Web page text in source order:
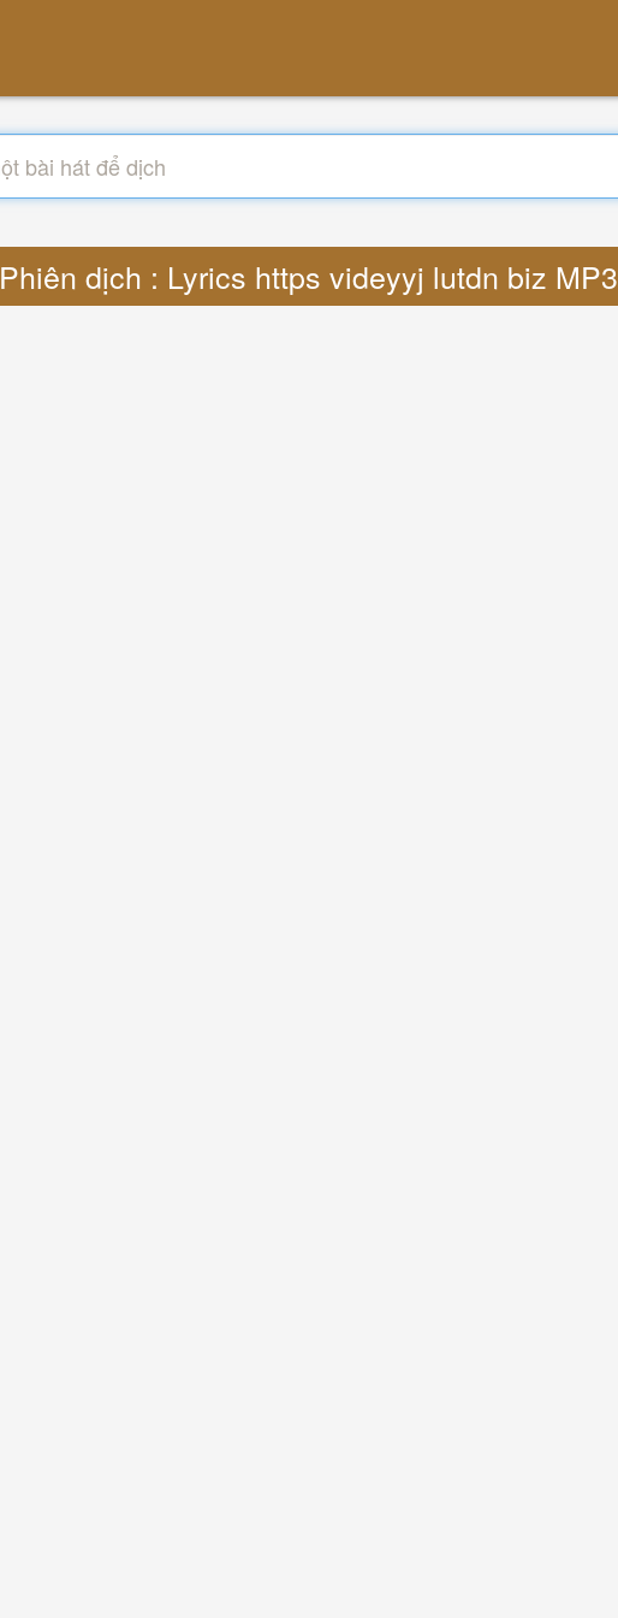
Phiên dịch : Lyrics https videyyj lutdn biz MP3